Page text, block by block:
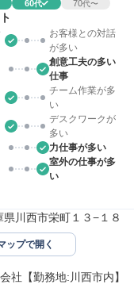
60代 70代〜
お客様との対話
が多い
創意工夫の多い
仕事
チーム作業が多
い
デスクワークが
多い
力仕事が多い
室外の仕事が多
い
川西市栄町１３−１８
ップで開く
社【勤務地:川西市内】